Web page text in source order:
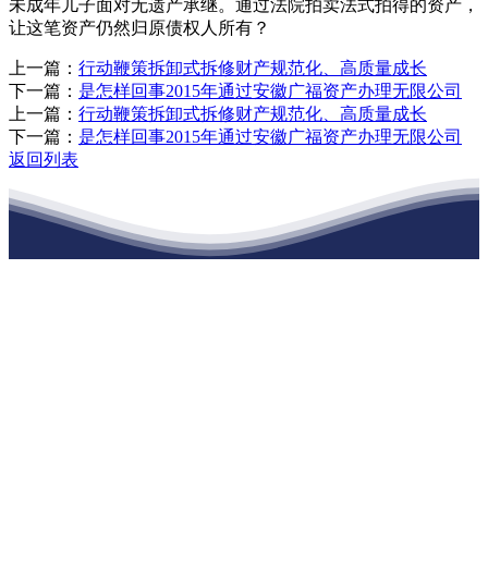
未成年儿子面对无遗产承继。通过法院拍卖法式拍得的资产，
让这笔资产仍然归原债权人所有？
上一篇： 行动鞭策拆卸式拆修财产规范化、高质量成长
下一篇： 是怎样回事2015年通过安徽广福资产办理无限公司
上一篇： 行动鞭策拆卸式拆修财产规范化、高质量成长
下一篇： 是怎样回事2015年通过安徽广福资产办理无限公司
返回列表